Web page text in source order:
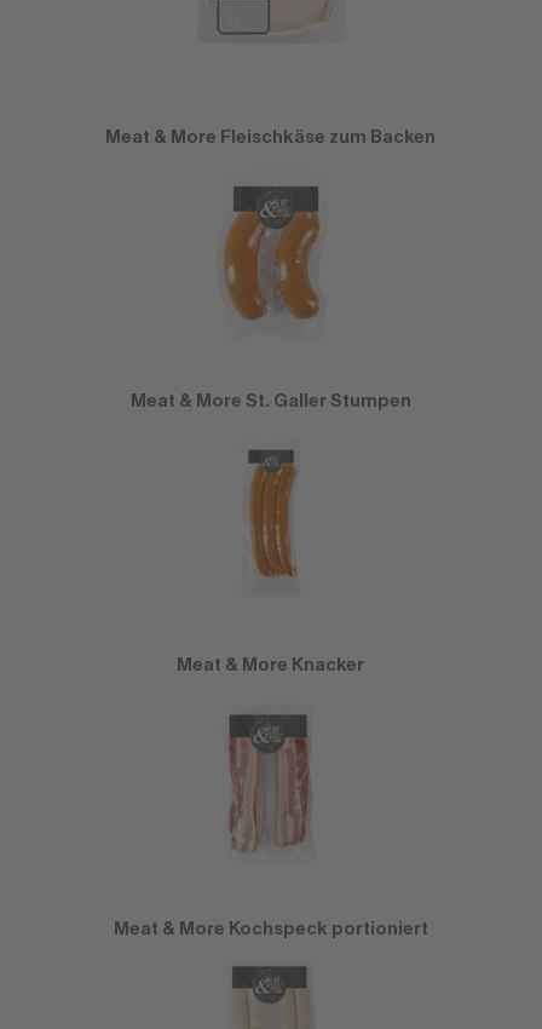
Meat & More Fleischkäse zum Backen
Meat & More St. Galler Stumpen
Meat & More Knacker
Meat & More Kochspeck portioniert